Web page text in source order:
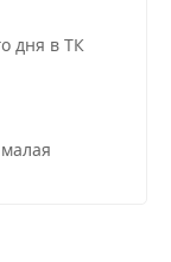
дня в ТК